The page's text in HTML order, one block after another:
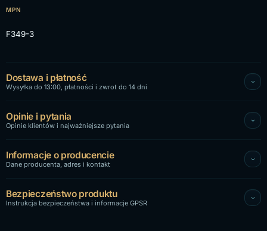
MPN
F349-3
Dostawa i płatność
Wysyłka do 13:00, płatności i zwrot do 14 dni
Opinie i pytania
Opinie klientów i najważniejsze pytania
Informacje o producencie
Dane producenta, adres i kontakt
Bezpieczeństwo produktu
Instrukcja bezpieczeństwa i informacje GPSR